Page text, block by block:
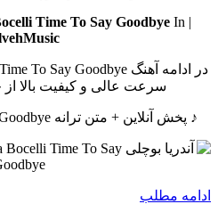
| Download Song
Time To Say Goodbye In
|
در ادامه آهنگ Time To Say Goodbye کاری زیبا از
سرعت عالی و کیفیت بالا از
♪ پخش آنلاین + متن ترانه Time To Say Goodbye آندریا بوچلی ♪
ادامه مطلب